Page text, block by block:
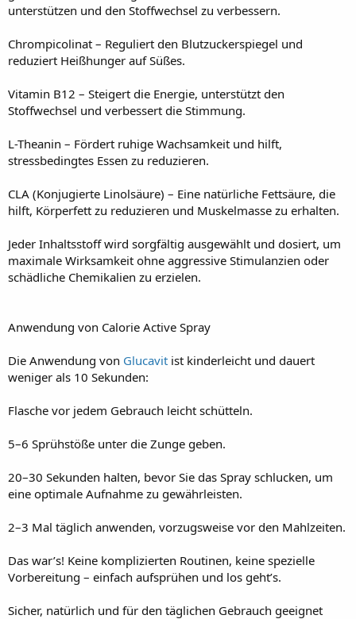
unterstützen und den Stoffwechsel zu verbessern.
Chrompicolinat – Reguliert den Blutzuckerspiegel und
reduziert Heißhunger auf Süßes.
Vitamin B12 – Steigert die Energie, unterstützt den
Stoffwechsel und verbessert die Stimmung.
L-Theanin – Fördert ruhige Wachsamkeit und hilft,
stressbedingtes Essen zu reduzieren.
CLA (Konjugierte Linolsäure) – Eine natürliche Fettsäure, die
hilft, Körperfett zu reduzieren und Muskelmasse zu erhalten.
Jeder Inhaltsstoff wird sorgfältig ausgewählt und dosiert, um
maximale Wirksamkeit ohne aggressive Stimulanzien oder
schädliche Chemikalien zu erzielen.
Anwendung von Calorie Active Spray
Die Anwendung von Glucavit ist kinderleicht und dauert
weniger als 10 Sekunden:
Flasche vor jedem Gebrauch leicht schütteln.
5–6 Sprühstöße unter die Zunge geben.
20–30 Sekunden halten, bevor Sie das Spray schlucken, um
eine optimale Aufnahme zu gewährleisten.
2–3 Mal täglich anwenden, vorzugsweise vor den Mahlzeiten.
Das war’s! Keine komplizierten Routinen, keine spezielle
Vorbereitung – einfach aufsprühen und los geht’s.
Sicher, natürlich und für den täglichen Gebrauch geeignet